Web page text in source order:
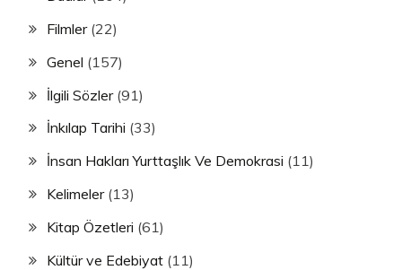
Filmler(22)
Genel (157)
İlgili Sözler(91)
İnkılap Tarihi (33)
İnsan Hakları Yurttaşlık Ve Demokrasi (11)
Kelimeler(13)
Kitap Özetleri (61)
Kültür ve Edebiyat (11)